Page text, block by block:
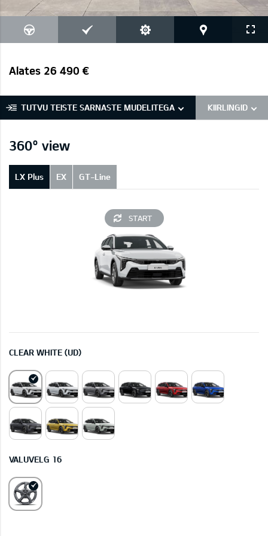
Alates 26 490 €
TUTVU TEISTE SARNASTE MUDELITEGA KIIRLINGID
360° view
LX Plus EX GT-Line
START
CLEAR WHITE (UD)
VALUVELG 16